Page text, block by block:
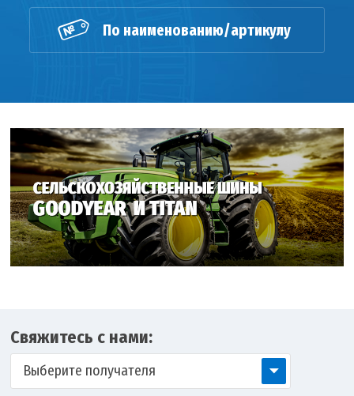
По наименованию/артикулу
Свяжитесь с нами:
Выберите получателя